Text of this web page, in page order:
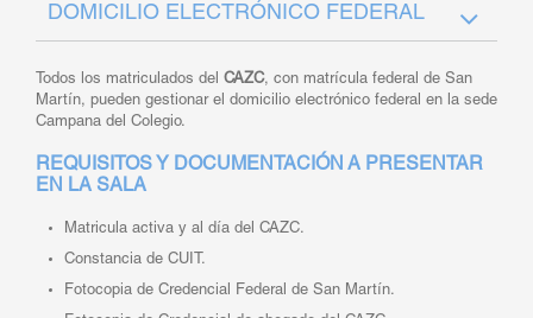
DOMICILIO ELECTRÓNICO FEDERAL
Todos los matriculados del CAZC, con matrícula federal de San
Martín, pueden gestionar el domicilio electrónico federal en la sede
Campana del Colegio.
REQUISITOS Y DOCUMENTACIÓN A PRESENTAR
EN LA SALA
Matricula activa y al día del CAZC.
Constancia de CUIT.
Fotocopia de Credencial Federal de San Martín.